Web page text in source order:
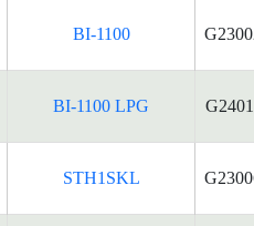
BI-1100
BI-1100 LPG
STH1SKL